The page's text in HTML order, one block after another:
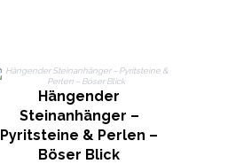
Hängender
Steinanhänger –
Pyritsteine ​​& Perlen –
Böser Blick